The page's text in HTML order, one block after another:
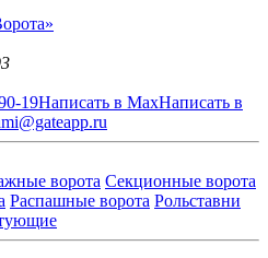
19Написать в MaxНаписать в
i@gateapp.ru
ворота Секционные ворота
Распашные ворота Рольставни